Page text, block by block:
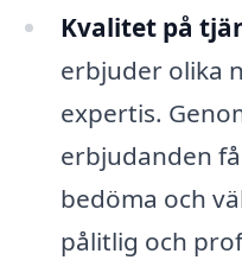
Kvalitet på
erbjuder olika
expertis.
erbjudanden
bedöma och
pålitlig och